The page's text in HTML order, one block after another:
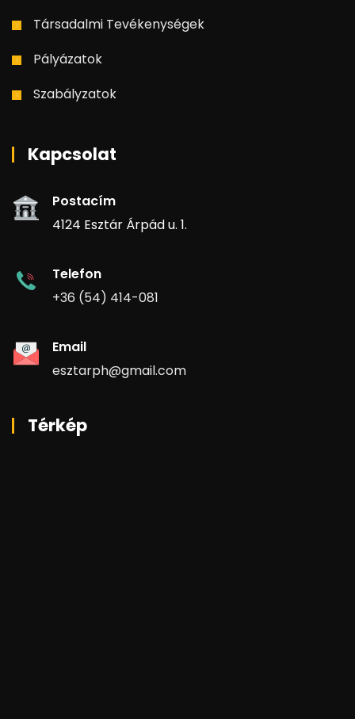
Társadalmi Tevékenységek
Pályázatok
Szabályzatok
Kapcsolat
Postacím
4124 Esztár Árpád u. 1.
Telefon
+36 (54) 414-081
Email
esztarph@gmail.com
Térkép